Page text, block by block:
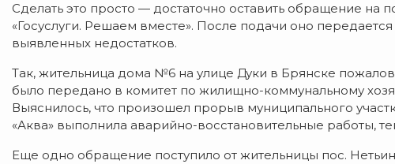
Сделать это просто — достаточно оставить обращение на
«Госуслуги. Решаем вместе». После подачи оно
выявленных недостатков.
Так, жительница дома №6 на улице Дуки в Брянске
было передано в комитет по жилищно-коммунальному
Выяснилось, что произошел прорыв муниципального
«Аква» выполнила аварийно-восстановительные работы,
Еще одно обращение поступило от жительницы пос.